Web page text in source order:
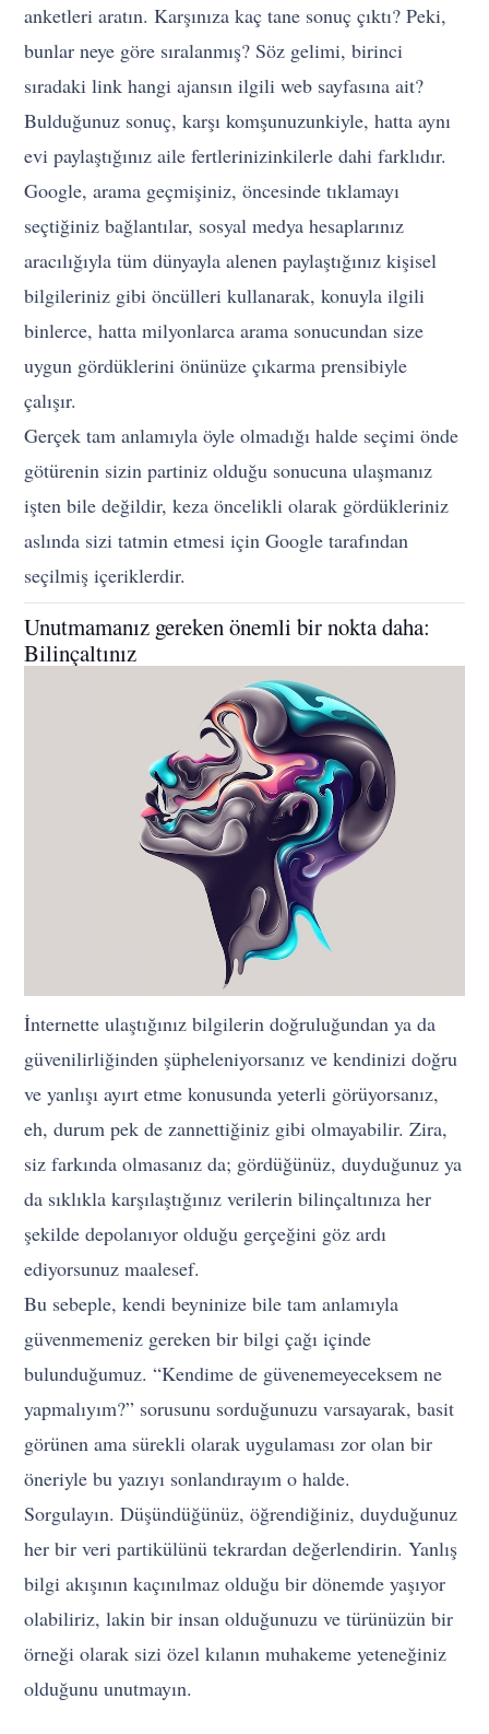
anketleri aratın. Karşınıza kaç tane sonuç çıktı? Peki,
bunlar neye göre sıralanmış? Söz gelimi, birinci
sıradaki link hangi ajansın ilgili web sayfasına ait?
Bulduğunuz sonuç, karşı komşunuzunkiyle, hatta aynı
evi paylaştığınız aile fertlerinizinkilerle dahi farklıdır.
Google, arama geçmişiniz, öncesinde tıklamayı
seçtiğiniz bağlantılar, sosyal medya hesaplarınız
aracılığıyla tüm dünyayla alenen paylaştığınız kişisel
bilgileriniz gibi öncülleri kullanarak, konuyla ilgili
binlerce, hatta milyonlarca arama sonucundan size
uygun gördüklerini önünüze çıkarma prensibiyle
çalışır.
Gerçek tam anlamıyla öyle olmadığı halde seçimi önde
götürenin sizin partiniz olduğu sonucuna ulaşmanız
işten bile değildir, keza öncelikli olarak gördükleriniz
aslında sizi tatmin etmesi için Google tarafından
seçilmiş içeriklerdir.
Unutmamanız gereken önemli bir nokta daha:
Bilinçaltınız
İnternette ulaştığınız bilgilerin doğruluğundan ya da
güvenilirliğinden şüpheleniyorsanız ve kendinizi doğru
ve yanlışı ayırt etme konusunda yeterli görüyorsanız,
eh, durum pek de zannettiğiniz gibi olmayabilir. Zira,
siz farkında olmasanız da; gördüğünüz, duyduğunuz ya
da sıklıkla karşılaştığınız verilerin bilinçaltınıza her
şekilde depolanıyor olduğu gerçeğini göz ardı
ediyorsunuz maalesef.
Bu sebeple, kendi beyninize bile tam anlamıyla
güvenmemeniz gereken bir bilgi çağı içinde
bulunduğumuz. “Kendime de güvenemeyeceksem ne
yapmalıyım?” sorusunu sorduğunuzu varsayarak, basit
görünen ama sürekli olarak uygulaması zor olan bir
öneriyle bu yazıyı sonlandırayım o halde.
Sorgulayın. Düşündüğünüz, öğrendiğiniz, duyduğunuz
her bir veri partikülünü tekrardan değerlendirin. Yanlış
bilgi akışının kaçınılmaz olduğu bir dönemde yaşıyor
olabiliriz, lakin bir insan olduğunuzu ve türünüzün bir
örneği olarak sizi özel kılanın muhakeme yeteneğiniz
olduğunu unutmayın.